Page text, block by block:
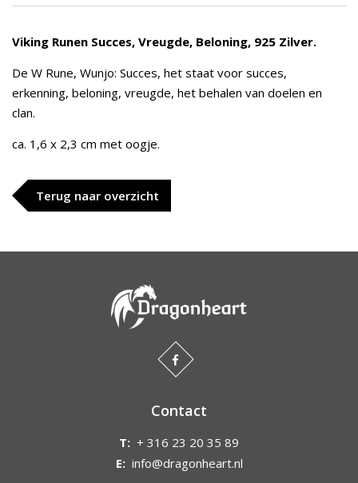
Viking Runen Succes, Vreugde, Beloning, 925 Zilver.
De W Rune, Wunjo: Succes, het staat voor succes,
erkenning, beloning, vreugde, het behalen van doelen en
clan.
ca. 1,6 x 2,3 cm met oogje.
Terug naar overzicht
Contact
T: + 316 23 20 35 89
E: info@dragonheart.nl